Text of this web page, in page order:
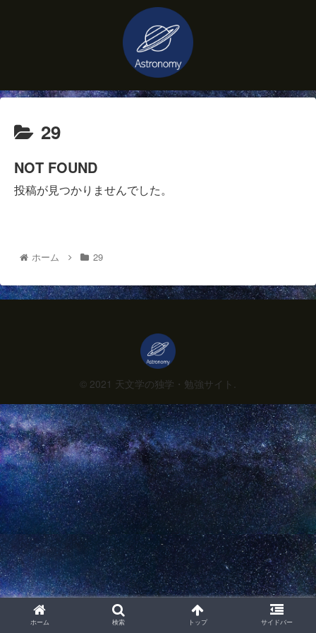
29
NOT FOUND
投稿が見つかりませんでした。
ホーム 29
© 2021 天文学の独学・勉強サイト.
ホーム 検索 トップ サイドバー